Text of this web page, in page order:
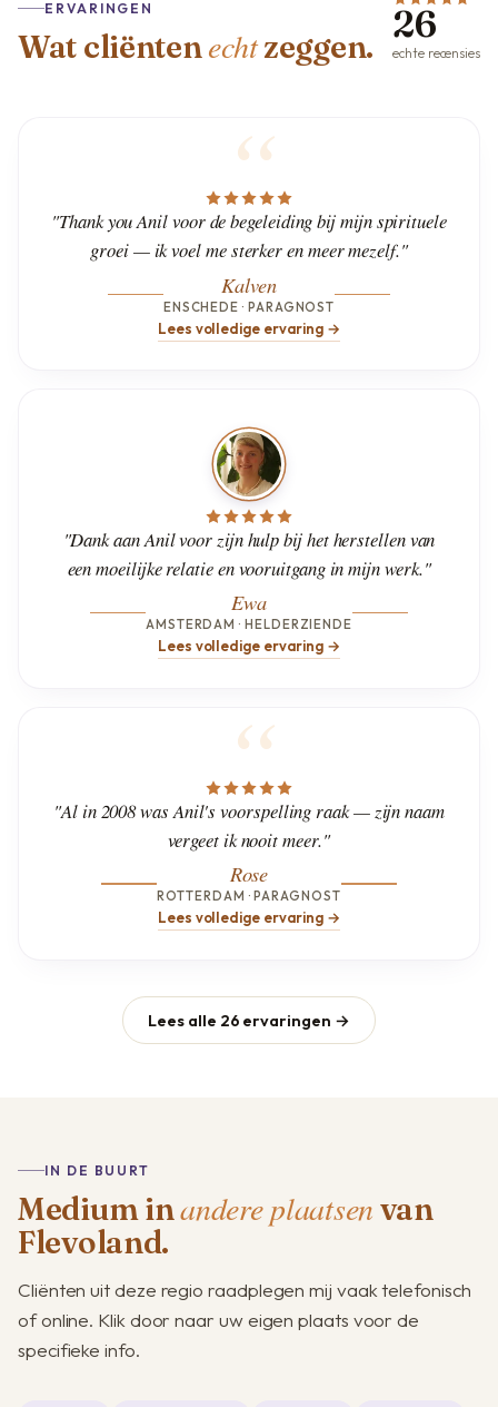
ERVARINGEN
Wat cliëntenechtzeggen.
26
echte recensies
"Thank you Anil voor de begeleiding bij mijn spirituele
groei — ik voel me sterker en meer mezelf."
Kalven
ENSCHEDE · PARAGNOST
Lees volledige ervaring →
"Dank aan Anil voor zijn hulp bij het herstellen van
een moeilijke relatie en vooruitgang in mijn werk."
Ewa
AMSTERDAM · HELDERZIENDE
Lees volledige ervaring →
"Al in 2008 was Anil's voorspelling raak — zijn naam
vergeet ik nooit meer."
Rose
ROTTERDAM · PARAGNOST
Lees volledige ervaring →
Lees alle 26 ervaringen →
IN DE BUURT
Medium inandere plaatsen van
Flevoland.
Cliënten uit deze regio raadplegen mij vaak telefonisch
of online. Klik door naar uw eigen plaats voor de
specifieke info.